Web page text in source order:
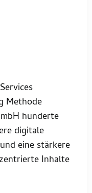
Methode
hunderte
digitale
eine stärkere
Inhalte